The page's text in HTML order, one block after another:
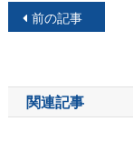
投
ナ
ビ
前の記事
関連記事